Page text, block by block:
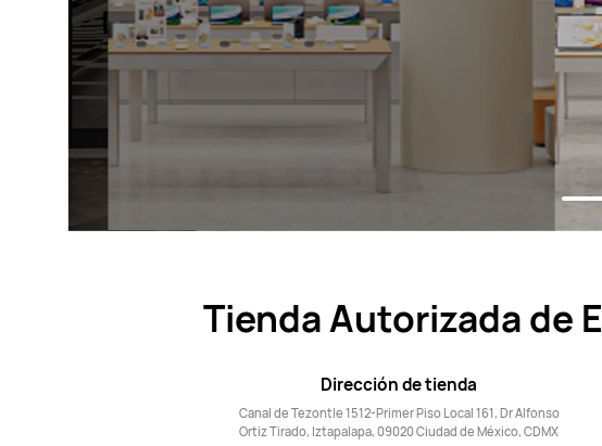
Tienda Autorizada de
Dirección de tienda
Canal de Tezontle 1512-Primer Piso Local 161, Dr Alfonso
Ortiz Tirado, Iztapalapa, 09020 Ciudad de México, CDMX